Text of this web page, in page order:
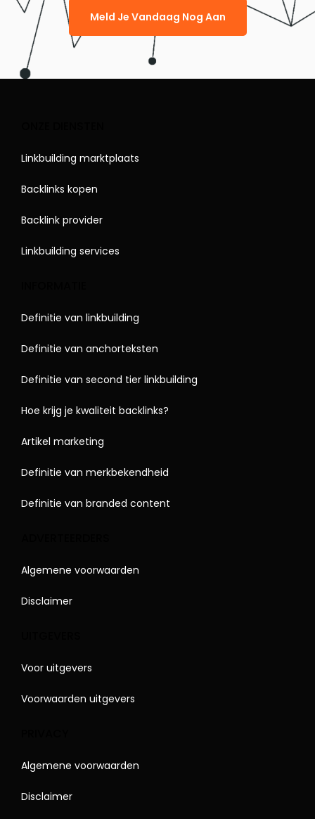
Meld Je Vandaag Nog Aan
Linkbuilding marktplaats
Backlinks kopen
Backlink provider
Linkbuilding services
Definitie van linkbuilding
Definitie van anchorteksten
Definitie van second tier linkbuilding
Hoe krijg je kwaliteit backlinks?
Artikel marketing
Definitie van merkbekendheid
Definitie van branded content
Algemene voorwaarden
Disclaimer
Voor uitgevers
Voorwaarden uitgevers
Algemene voorwaarden
Disclaimer